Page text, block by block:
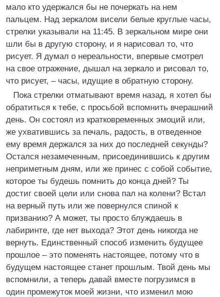
мало кто удержался бы не почеркать на нем
пальцем. Над зеркалом висели белые круглые часы,
стрелки указывали на 11:45. В зеркальном мире они
шли бы в другую сторону, и я нарисовал то, что
рисует. Я думал о нереальности, впервые смотрел
на свое отражение, дышал на зеркало и рисовал то,
что рисует, – часы, идущие в обратную сторону.
Пока стрелки отматывают время назад, я хотел бы
обратиться к тебе, с просьбой вспомнить вчерашний
день. Он состоял из кратковременных эмоций или,
же ухватившись за печаль, радость, в отведенное
ему время держался за них до последней секунды?
Остался незамеченным, присоединившись к другим
неприметным дням, или же принес с собой событие,
которое ты будешь помнить до конца дней? Ты
достиг своей цели или снова пал на колени? Встал
на верный путь или же повернулся спиной к
призванию? А может, ты просто блуждаешь в
лабиринте, где нет выхода? Этот день никогда не
вернуть. Единственный способ изменить будущее
прошлое – это поменять настоящее, потому что в
будущем настоящее станет прошлым. Твой день мы
вспомнили, а теперь давай вместе погрузимся в
один промежуток моей жизни, что изменил мою